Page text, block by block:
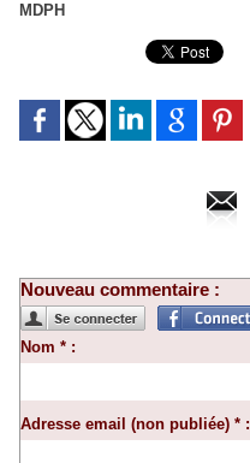
MDPH
Nouveau commentaire :
Nom * :
Adresse email (non publiée) * :